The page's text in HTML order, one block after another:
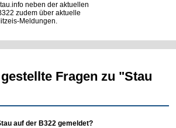
neben der aktuellen
zudem über aktuelle
Meldungen.
Fragen zu "Stau
auf der B322 gemeldet?